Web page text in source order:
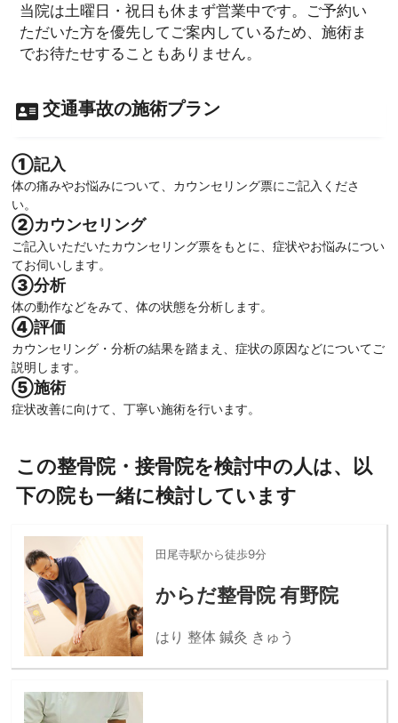
当院は土曜日・祝日も休まず営業中です。ご予約い
ただいた方を優先してご案内しているため、施術ま
でお待たせすることもありません。
交通事故の施術プラン
①記入
体の痛みやお悩みについて、カウンセリング票にご記入くださ
い。
②カウンセリング
ご記入いただいたカウンセリング票をもとに、症状やお悩みについ
てお伺いします。
③分析
体の動作などをみて、体の状態を分析します。
④評価
カウンセリング・分析の結果を踏まえ、症状の原因などについてご
説明します。
⑤施術
症状改善に向けて、丁寧い施術を行います。
この整骨院・接骨院を検討中の人は、以
下の院も一緒に検討しています
田尾寺駅から徒歩9分
からだ整骨院 有野院
はり 整体 鍼灸 きゅう